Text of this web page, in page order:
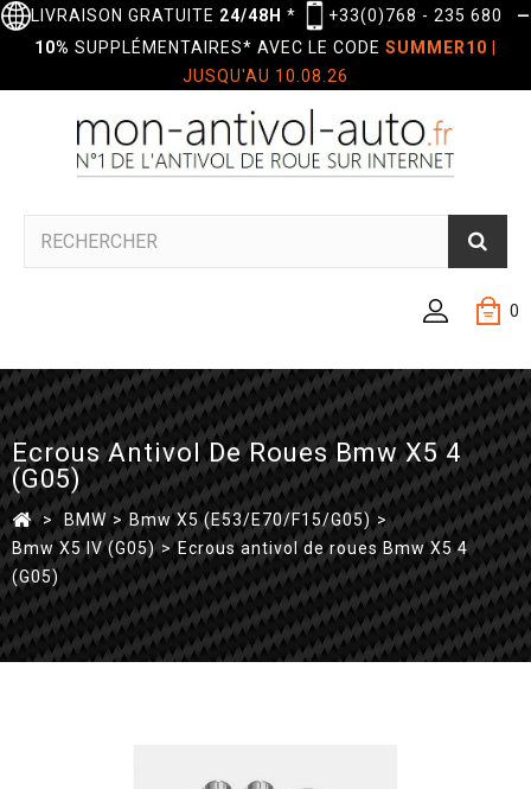
LIVRAISON GRATUITE 24/48H * +33(0)768 - 235 680
—
10% SUPPLÉMENTAIRES* AVEC LE CODE SUMMER10
JUSQU'AU 10.08.26
0
Ecrous Antivol De Roues Bmw X5 4
(G05)
> BMW > Bmw X5 (E53/E70/F15/G05) >
Bmw X5 IV (G05) > Ecrous antivol de roues Bmw X5 4
(G05)